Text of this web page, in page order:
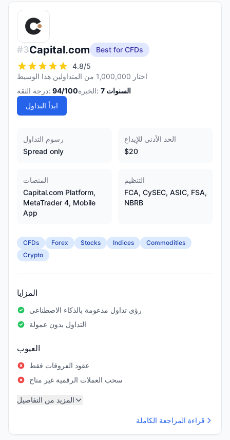
#3Capital.com
Best for CFDs
4.8/5
اختار 1,000,000 من المتداولين هذا الوسيط
درجة الثقة: 94/100 الخبرة: 7 السنوات
ابدأ التداول
رسوم التداول
Spread only
الحد الأدنى للإيداع
$20
المنصات
Capital.com Platform,
MetaTrader 4, Mobile
App
التنظيم
FCA, CySEC, ASIC, FSA,
NBRB
CFDs Forex Stocks Indices
Commodities
Crypto
المزايا
رؤى تداول مدعومة بالذكاء الاصطناعي
التداول بدون عمولة
العيوب
عقود الفروقات فقط
سحب العملات الرقمية غير متاح
المزيد من التفاصيل
قراءة المراجعة الكاملة